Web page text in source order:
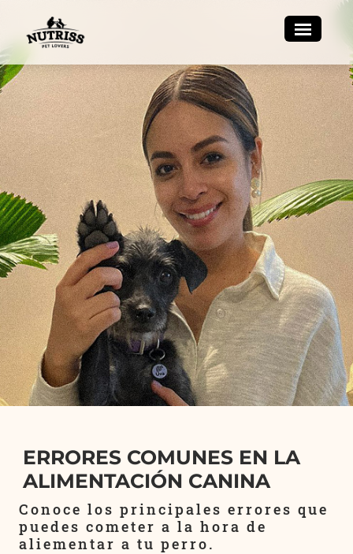
ERRORES COMUNES EN LA
ALIMENTACIÓN CANINA
Conoce los principales errores que
puedes cometer a la hora de
aliementar a tu perro.